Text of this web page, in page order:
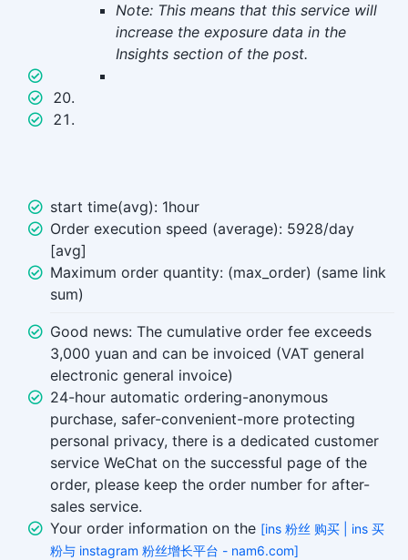
Note: This means that this service will
increase the exposure data in the
Insights section of the post.
start time(avg): 1hour
Order execution speed (average): 5928/day
[avg]
Maximum order quantity: (max_order) (same link
sum)
Good news: The cumulative order fee exceeds
3,000 yuan and can be invoiced (VAT general
electronic general invoice)
24-hour automatic ordering-anonymous
purchase, safer-convenient-more protecting
personal privacy, there is a dedicated customer
service WeChat on the successful page of the
order, please keep the order number for after-
sales service.
Your order information on the [ins 粉丝 购买 | ins 买
粉与 instagram 粉丝增长平台 - nam6.com]